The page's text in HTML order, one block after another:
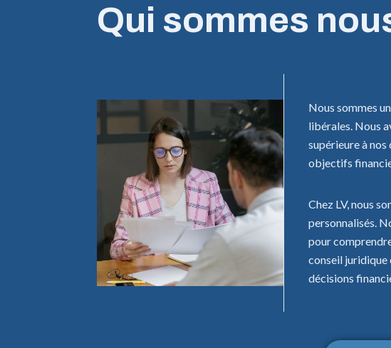
Qui sommes
Nous sommes
libérales. Nous
supérieure à
objectifs
Chez LV, nous
personnalisés.
pour
conseil juridique
décisions